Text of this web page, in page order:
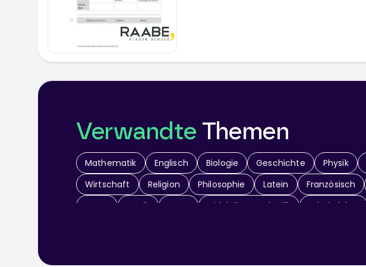
Verwandte Themen
Mathematik Englisch Biologie Geschichte Physik
Wirtschaft
Religion Philosophie Latein Französisch
Musik Didaktik & Methodik Arbeitslehre